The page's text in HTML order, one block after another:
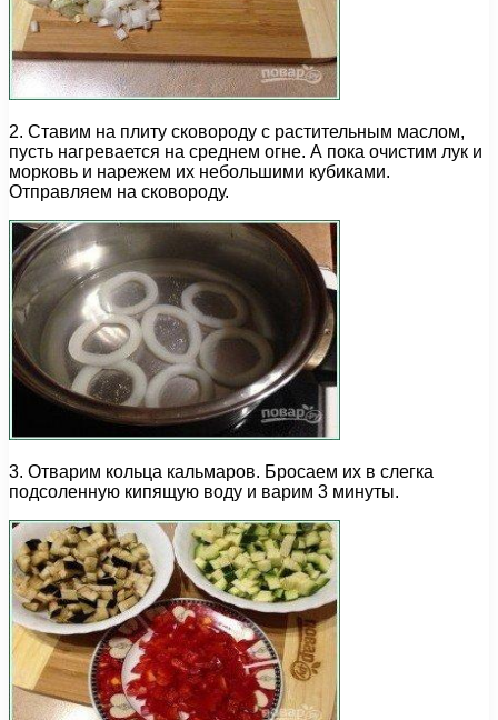
2. Ставим на плиту сковороду с растительным маслом,
пусть нагревается на среднем огне. А пока очистим лук и
морковь и нарежем их небольшими кубиками.
Отправляем на сковороду.
3. Отварим кольца кальмаров. Бросаем их в слегка
подсоленную кипящую воду и варим 3 минуты.